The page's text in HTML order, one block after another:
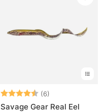
Beoordeling:
(6)
Savage Gear Real Eel